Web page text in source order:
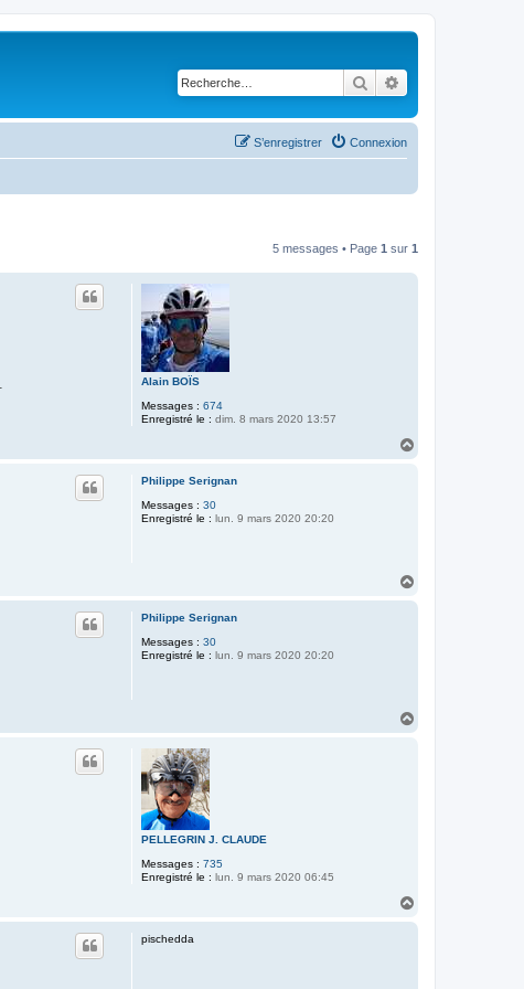
Rechercher
Connexion
S’enregistrer
5 messages • Page 1 sur 1
Alain BOÏS
Messages : 674
Enregistré le : dim. 8 mars 2020 13:57
Philippe Serignan
Messages : 30
Enregistré le : lun. 9 mars 2020 20:20
Philippe Serignan
Messages : 30
Enregistré le : lun. 9 mars 2020 20:20
PELLEGRIN J. CLAUDE
Messages : 735
Enregistré le : lun. 9 mars 2020 06:45
pischedda